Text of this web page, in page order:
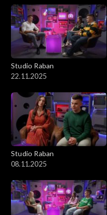
Studio Raban
22.11.2025
Studio Raban
08.11.2025